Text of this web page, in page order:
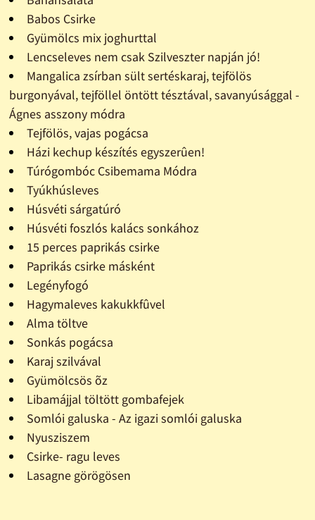
Babos Csirke
Gyümölcs mix joghurttal
Lencseleves nem csak Szilveszter napján jó!
Mangalica zsírban sült sertéskaraj, tejfölös
burgonyával, tejföllel öntött tésztával, savanyúsággal -
Ágnes asszony módra
Tejfölös, vajas pogácsa
Házi kechup készítés egyszerûen!
Túrógombóc Csibemama Módra
Tyúkhúsleves
Húsvéti sárgatúró
Húsvéti foszlós kalács sonkához
15 perces paprikás csirke
Paprikás csirke másként
Legényfogó
Hagymaleves kakukkfûvel
Alma töltve
Sonkás pogácsa
Karaj szilvával
Gyümölcsös õz
Libamájjal töltött gombafejek
Somlói galuska - Az igazi somlói galuska
Nyusziszem
Csirke- ragu leves
Lasagne görögösen